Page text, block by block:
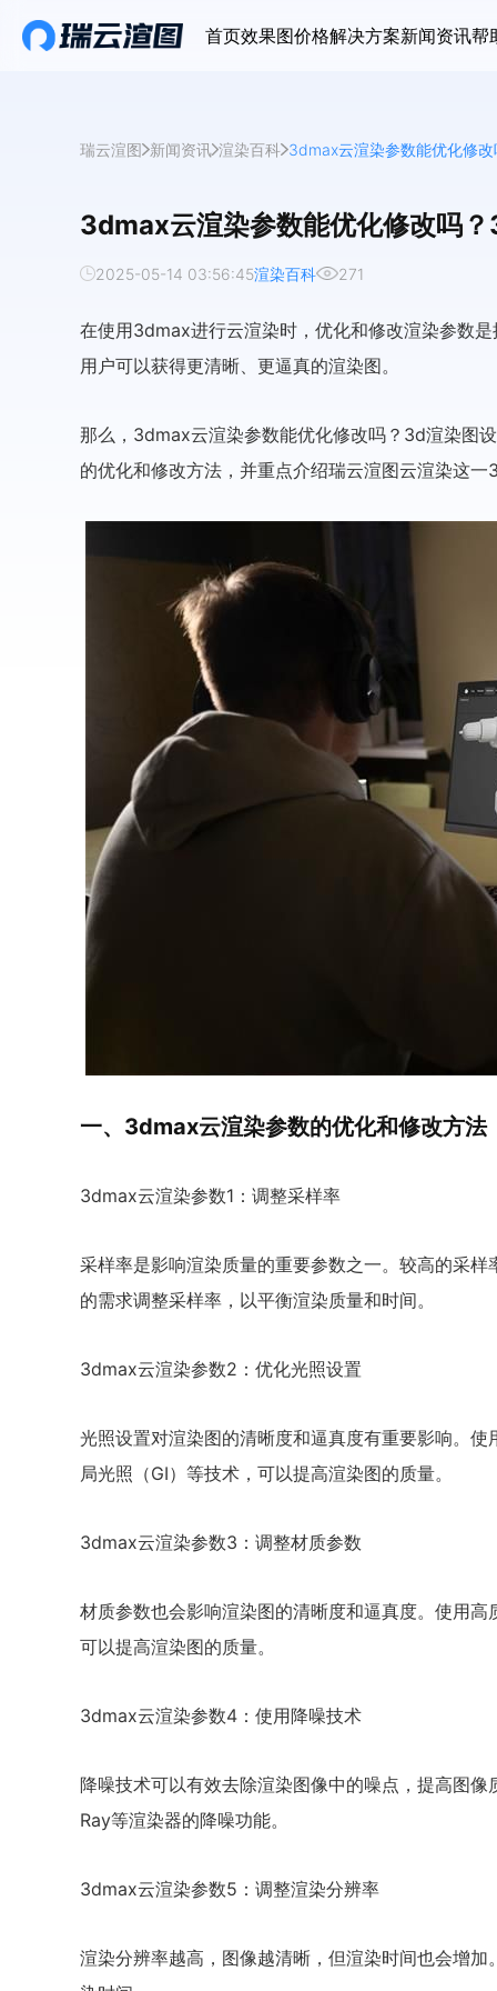
首页效果图价格解决方案新闻资讯帮
瑞云渲图 新闻资讯 渲染百科 3dmax云渲染参数能优化修
3dmax云渲染参数能优化修改吗
2025-05-14 03:56:45渲染百科 271
在使用3dmax进行云渲染时，优化和修改渲染参数
用户可以获得更清晰、更逼真的渲染图。
那么，3dmax云渲染参数能优化修改吗？3d渲染图
的优化和修改方法，并重点介绍瑞云渲图云渲染这
一、3dmax云渲染参数的优化和修改方法
3dmax云渲染参数1：调整采样率
采样率是影响渲染质量的重要参数之一。较高的采
的需求调整采样率，以平衡渲染质量和时间。
3dmax云渲染参数2：优化光照设置
光照设置对渲染图的清晰度和逼真度有重要影响。
局光照（GI）等技术，可以提高渲染图的质量。
3dmax云渲染参数3：调整材质参数
材质参数也会影响渲染图的清晰度和逼真度。使用
可以提高渲染图的质量。
3dmax云渲染参数4：使用降噪技术
降噪技术可以有效去除渲染图像中的噪点，提高图
Ray等渲染器的降噪功能。
3dmax云渲染参数5：调整渲染分辨率
渲染分辨率越高，图像越清晰，但渲染时间也会增